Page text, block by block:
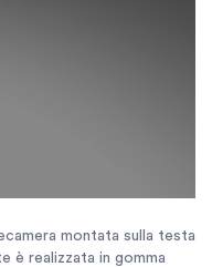
montata sulla testa
è realizzata in gomma